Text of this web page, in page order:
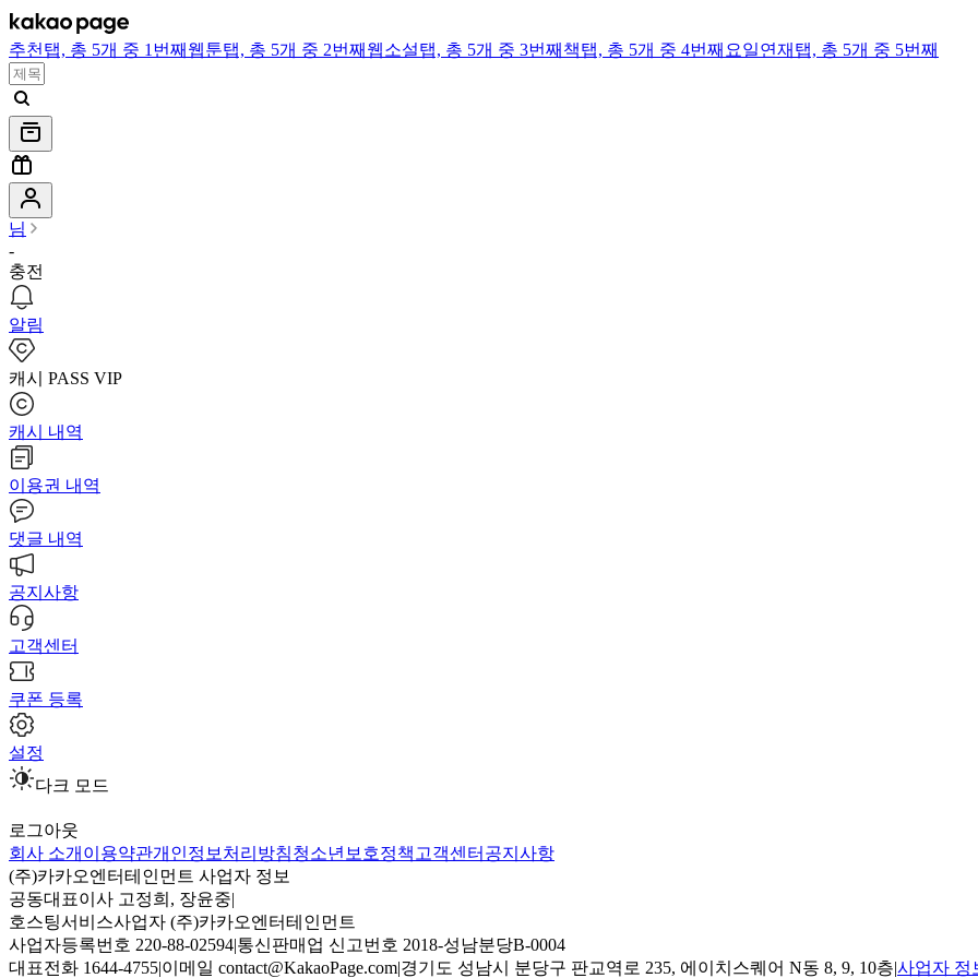
추천 탭, 총 5개 중 1번째 웹툰탭, 총 5개 중 2번째 웹소설탭, 총 5개 중 3번째 책탭, 총 5개 중 4번째 요일연재 탭, 총 5개 중 5번째
님
-
충전
알림
캐시 PASS VIP
캐시 내역
이용권 내역
댓글 내역
공지사항
고객센터
쿠폰 등록
설정
다크 모드
로그아웃
회사 소개 이용약관개인정보처리방침청소년보호정책 고객센터 공지사항
(주)카카오엔터테인먼트 사업자 정보
공동대표이사 고정희, 장윤중|
호스팅서비스사업자 (주)카카오엔터테인먼트
사업자등록번호 220-88-02594|통신판매업 신고번호 2018-성남분당B-0004
대표전화 1644-4755|이메일 contact@KakaoPage.com|경기도 성남시 분당구 판교역로 235, 에이치스퀘어 N동 8, 9, 10층|사업자 정